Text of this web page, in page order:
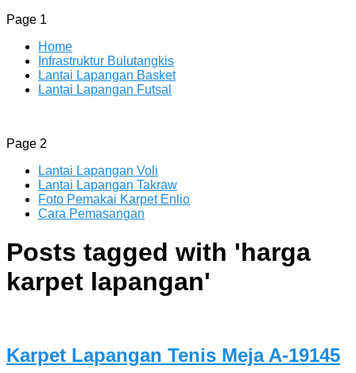
Page 1
Home
Infrastruktur Bulutangkis
Lantai Lapangan Basket
Lantai Lapangan Futsal
ENLIO INDONESIA
Menyediakan Karpet Lapangan Olahraga Yang Lengkap
Page 2
Lantai Lapangan Voli
Lantai Lapangan Takraw
Foto Pemakai Karpet Enlio
Cara Pemasangan
Posts tagged with 'harga
karpet lapangan'
Karpet Lapangan Tenis Meja A-19145